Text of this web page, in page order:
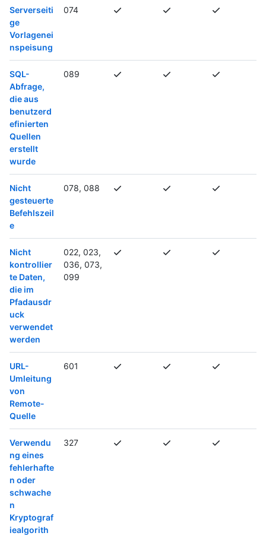
Serverseiti
ge
Vorlagenei
nspeisung
074
SQL-
Abfrage,
die aus
benutzerd
efinierten
Quellen
erstellt
wurde
089
Nicht
gesteuerte
Befehlszeil
e
078, 088
Nicht
kontrollier
te Daten,
die im
Pfadausdr
uck
verwendet
werden
022, 023,
036, 073,
099
URL-
Umleitung
von
Remote-
Quelle
601
Verwendu
ng eines
fehlerhafte
n oder
schwache
n
Kryptograf
iealgorith
327